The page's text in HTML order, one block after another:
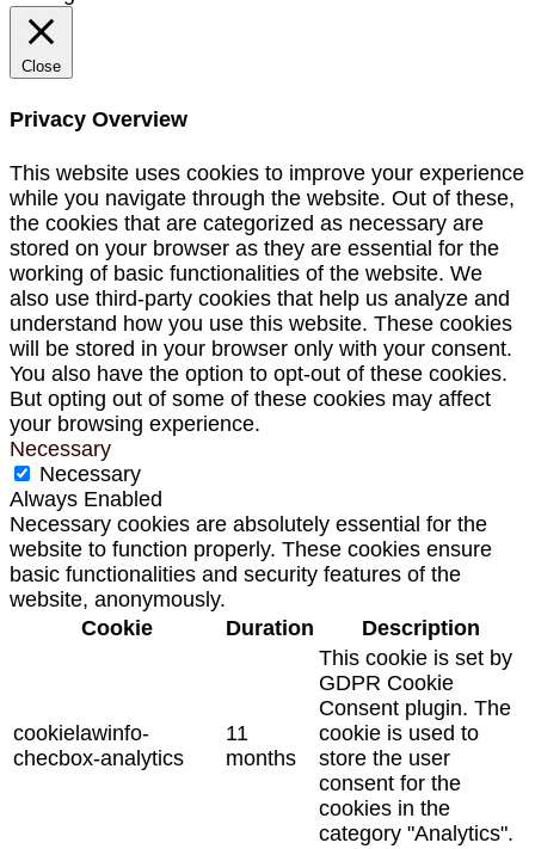
Close
Privacy Overview
This website uses cookies to improve your experience
while you navigate through the website. Out of these,
the cookies that are categorized as necessary are
stored on your browser as they are essential for the
working of basic functionalities of the website. We
also use third-party cookies that help us analyze and
understand how you use this website. These cookies
will be stored in your browser only with your consent.
You also have the option to opt-out of these cookies.
But opting out of some of these cookies may affect
your browsing experience.
Necessary
Necessary
Always Enabled
Necessary cookies are absolutely essential for the
website to function properly. These cookies ensure
basic functionalities and security features of the
website, anonymously.
Cookie
Duration Description
cookielawinfo-
checbox-analytics
11
months
This cookie is set by
GDPR Cookie
Consent plugin. The
cookie is used to
store the user
consent for the
cookies in the
category "Analytics".